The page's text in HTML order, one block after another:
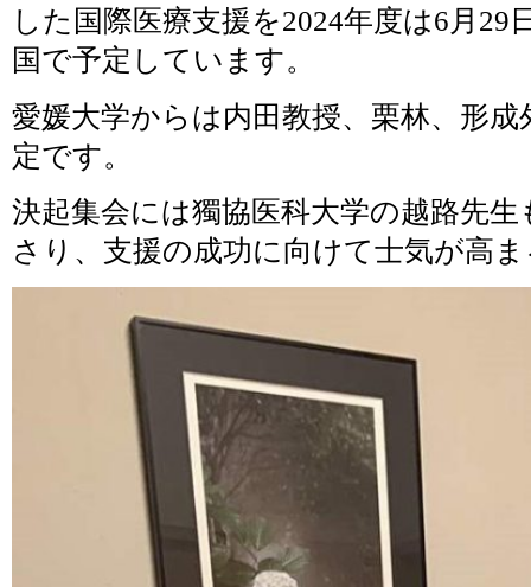
した国際医療支援を2024年度は6月29
国で予定しています。
愛媛大学からは内田教授、栗林、形
定です。
決起集会には獨協医科大学の越路先
さり、支援の成功に向けて士気が高